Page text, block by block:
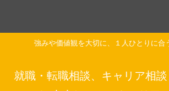
強みや価値観を大切に、１人ひとりに合
就職・転職相談、キャリア相